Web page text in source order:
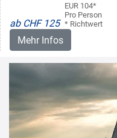
ab CHF 125
EUR 104*
Pro Person
* Richtwert
Mehr Infos